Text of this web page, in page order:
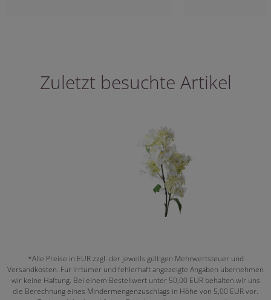
Zuletzt besuchte Artikel
*Alle Preise in EUR zzgl. der jeweils gültigen Mehrwertsteuer und
Versandkosten. Für Irrtümer und fehlerhaft angezeigte Angaben übernehmen
wir keine Haftung. Bei einem Bestellwert unter 50,00 EUR behalten wir uns
die Berechnung eines Mindermengenzuschlags in Höhe von 5,00 EUR vor.